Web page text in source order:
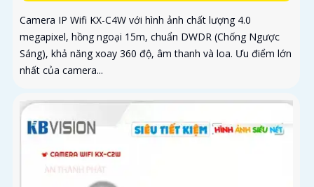
Camera IP Wifi KX-C4W với hình ảnh chất lượng 4.0
megapixel, hồng ngoại 15m, chuẩn DWDR (Chống Ngược
Sáng), khả năng xoay 360 độ, âm thanh và loa. Ưu điểm lớn
nhất của camera...